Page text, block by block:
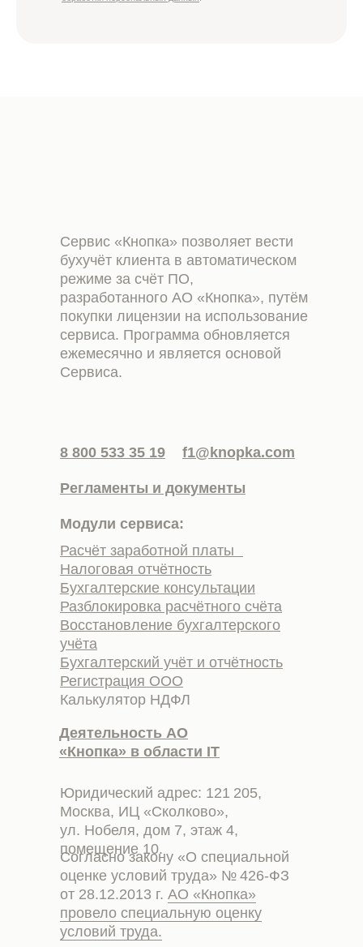
8 800 533 35 19 f1@knopka.com
Регламенты и документы
Модули сервиса:
Расчёт заработной платы
Налоговая отчётность
Бухгалтерские консультации
Разблокировка расчётного счёта
Восстановление бухгалтерского
учёта
Бухгалтерский учёт и отчётность
Регистрация ООО
Калькулятор НДФЛ
Деятельность АО
«Кнопка» в области IT
Юридический адрес: 121 205,
Москва, ИЦ «Сколково»,
ул. Нобеля, дом 7, этаж 4,
помещение 10.
Согласно закону «О специальной
оценке условий труда» № 426-ФЗ
от 28.12.2013 г. АО «Кнопка»
провело специальную оценку
условий труда.
Сервис «Кнопка» позволяет вести
бухучёт клиента в автоматическом
режиме за счёт ПО,
разработанного АО «Кнопка», путём
покупки лицензии на использование
сервиса. Программа обновляется
ежемесячно и является основой
Сервиса.